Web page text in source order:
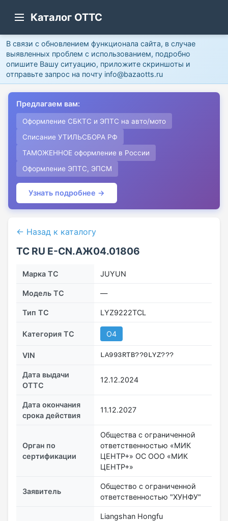
Каталог ОТТС
В связи с обновлением функционала сайта, в случае
выявленных проблем с использованием, подробно
опишите Вашу ситуацию, приложите скриншоты и
отправьте запрос на почту info@bazaotts.ru
Предлагаем вам:
Оформление СБКТС и ЭПТС на авто/мото
Списание УТИЛЬСБОРА РФ
ТАМОЖЕННОЕ оформление в России
Оформление ЭПТС, ЭПСМ
Узнать подробнее →
← Назад к каталогу
ТС RU Е-CN.АЖ04.01806
Марка ТС JUYUN
Модель ТС —
Тип ТС LYZ9222TCL
Категория ТС O4
VIN LA993RTB??0LYZ???
Дата выдачи
ОТТС
12.12.2024
Дата окончания
срока действия
11.12.2027
Орган по
сертификации
Общества с ограниченной
ответственностью «МИК
ЦЕНТР+» ОС ООО «МИК
ЦЕНТР+»
Заявитель
Общество с ограниченной
ответственностью "ХУНФУ"
Liangshan Hongfu